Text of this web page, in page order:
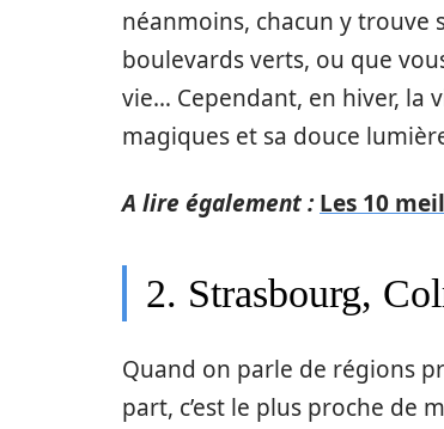
néanmoins, chacun y trouve
boulevards verts, ou que
vie… Cependant, en hiver, la
magiques et sa douce
A lire également : Les 10
2. Strasbourg,
Quand on parle de régions
part, c’est le plus proche de